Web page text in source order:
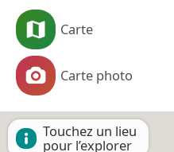
Carte
Carte photo
Touchez un lieu
pour l’explorer